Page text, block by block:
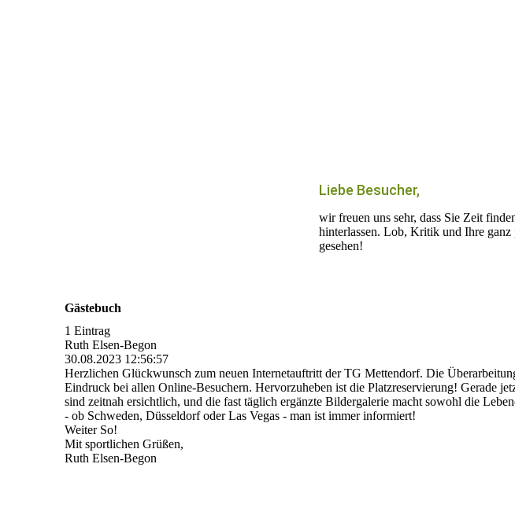
Liebe Besucher,
wir freuen uns sehr, dass Sie Zeit
hinterlassen. Lob, Kritik und Ihre
gesehen!
Gästebuch
1 Eintrag
Ruth Elsen-Begon
30.08.2023 12:56:57
Herzlichen Glückwunsch zum neuen Internetauftritt der TG Mettendorf. Die
Eindruck bei allen Online-Besuchern. Hervorzuheben ist die Platzreservierung! Gerade
sind zeitnah ersichtlich, und die fast täglich ergänzte Bildergalerie macht sowohl die
- ob Schweden, Düsseldorf oder Las Vegas - man ist immer informiert!
Weiter So!
Mit sportlichen Grüßen,
Ruth Elsen-Begon